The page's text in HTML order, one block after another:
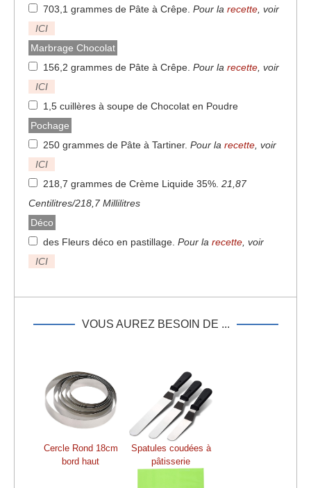
703,1 grammes de Pâte à Crêpe. Pour la recette, voir
ICI
Marbrage Chocolat
156,2 grammes de Pâte à Crêpe. Pour la recette, voir
ICI
1,5 cuillères à soupe de Chocolat en Poudre
Pochage
250 grammes de Pâte à Tartiner. Pour la recette, voir
ICI
218,7 grammes de Crème Liquide 35%. 21,87
Centilitres/218,7 Millilitres
Déco
des Fleurs déco en pastillage. Pour la recette, voir
ICI
VOUS AUREZ BESOIN DE ...
Cercle Rond 18cm
bord haut
Spatules coudées à
pâtisserie